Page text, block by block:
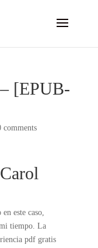
[EPUB-
comments
este caso,
tiempo. La
pdf gratis